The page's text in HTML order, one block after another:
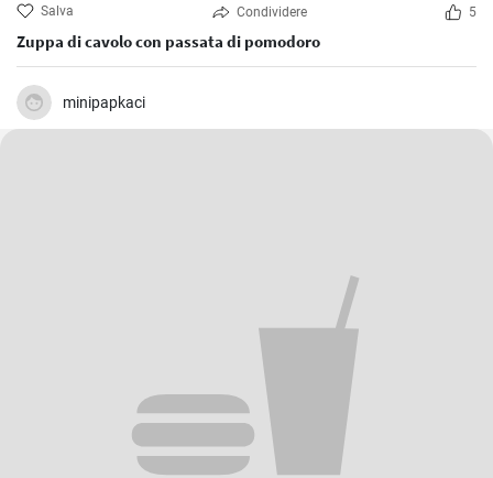
Salva Condividere 5
Zuppa di cavolo con passata di pomodoro
minipapkaci